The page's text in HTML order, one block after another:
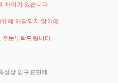
차이가 있습니다
에 해당되지 않기에
주문부탁드립니다
성상 입구표면에